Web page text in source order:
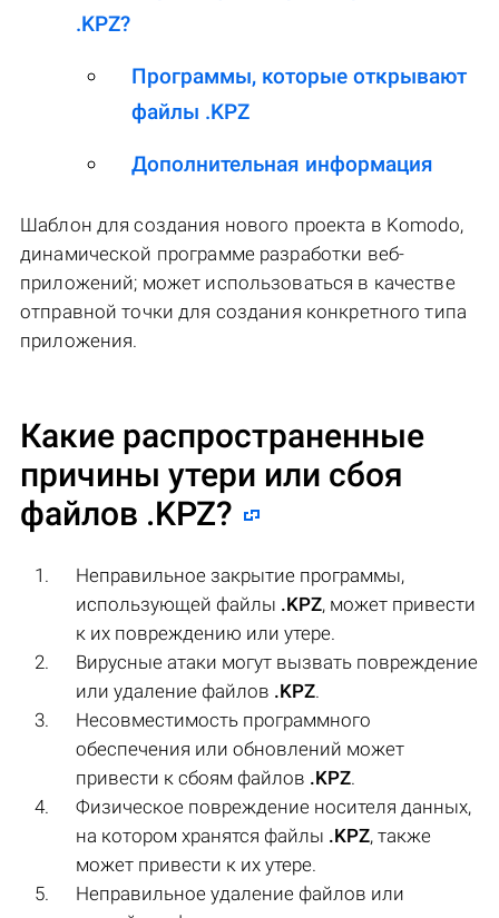
.KPZ?
Программы, которые открывают
файлы .KPZ
Дополнительная информация
Шаблон для создания нового проекта в Komodo,
динамической программе разработки веб-
приложений; может использоваться в качестве
отправной точки для создания конкретного типа
приложения.
Какие распространенные
причины утери или сбоя
файлов .KPZ?
Неправильное закрытие программы,
использующей файлы .KPZ, может привести
к их повреждению или утере.
Вирусные атаки могут вызвать повреждение
или удаление файлов .KPZ.
Несовместимость программного
обеспечения или обновлений может
привести к сбоям файлов .KPZ.
Физическое повреждение носителя данных,
на котором хранятся файлы .KPZ, также
может привести к их утере.
Неправильное удаление файлов или